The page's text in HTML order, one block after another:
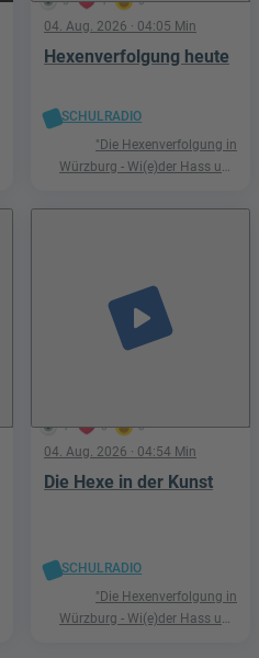
04. Aug. 2026 · 04:05 Min
Hexenverfolgung heute
SCHULRADIO
"Die Hexenverfolgung in
Würzburg - Wi(e)der Hass und
1 0 0
play_arrow
04. Aug. 2026 · 04:54 Min
Die Hexe in der Kunst
SCHULRADIO
"Die Hexenverfolgung in
Würzburg - Wi(e)der Hass und